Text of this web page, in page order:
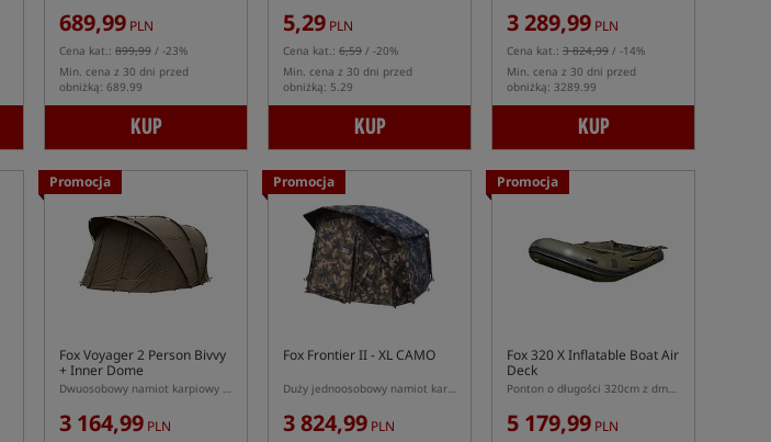
689,99 PLN
Cena kat.: 899,99 / -23%
Min. cena z 30 dni przed
obniżką: 689.99
KUP
5,29 PLN
Cena kat.: 6,59 / -20%
Min. cena z 30 dni przed
obniżką: 5.29
KUP
3 289,99 PLN
Cena kat.: 3 824,99 / -14%
Min. cena z 30 dni przed
obniżką: 3289.99
KUP
Promocja
Fox Voyager 2 Person Bivvy
+ Inner Dome
Dwuosobowy namiot karpiowy w komplecie z kapsułą wewnętrzną
3 164,99 PLN
Promocja
Fox Frontier II - XL CAMO
Duży jednoosobowy namiot karpiowy w kolorze kamuflażu
3 824,99 PLN
Promocja
Fox 320 X Inflatable Boat Air
Deck
Ponton o długości 320cm z dmuchaną podłogą Air Deck
5 179,99 PLN